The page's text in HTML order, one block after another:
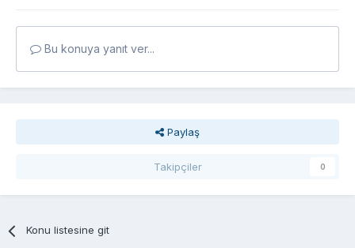
Bu konuya yanıt ver...
Paylaş
Takipçiler 0
Konu listesine git